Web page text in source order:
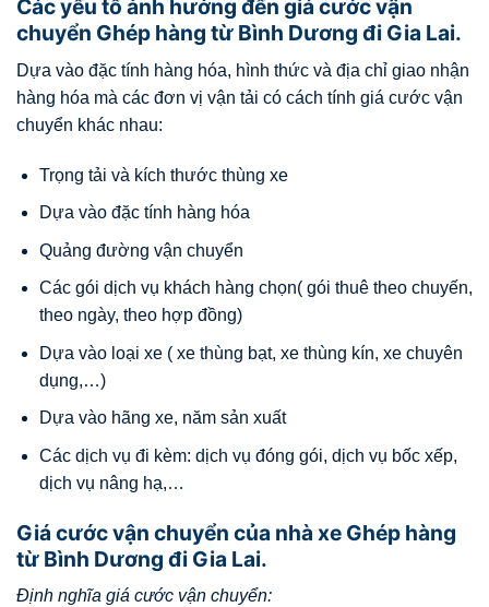
Các yếu tố ảnh hưởng đến giá cước vận
chuyển Ghép hàng từ Bình Dương đi Gia Lai.
Dựa vào đặc tính hàng hóa, hình thức và địa chỉ giao nhận
hàng hóa mà các đơn vị vận tải có cách tính giá cước vận
chuyển khác nhau:
Trọng tải và kích thước thùng xe
Dựa vào đặc tính hàng hóa
Quảng đường vận chuyển
Các gói dịch vụ khách hàng chọn( gói thuê theo chuyến,
theo ngày, theo hợp đồng)
Dựa vào loại xe ( xe thùng bạt, xe thùng kín, xe chuyên
dụng,…)
Dựa vào hãng xe, năm sản xuất
Các dịch vụ đi kèm: dịch vụ đóng gói, dịch vụ bốc xếp,
dịch vụ nâng hạ,…
Giá cước vận chuyển của nhà xe Ghép hàng
từ Bình Dương đi Gia Lai.
Định nghĩa giá cước vận chuyển: